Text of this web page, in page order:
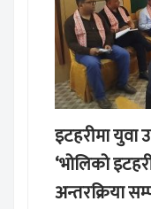
इटहरीमा युवा
‘भोलिको
अन्तरक्रिया